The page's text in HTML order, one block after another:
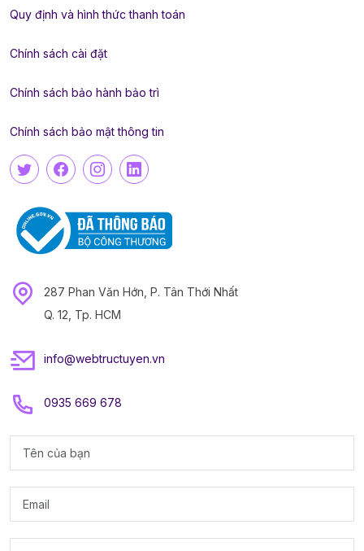
Quy định và hình thức thanh toán
Chính sách cài đặt
Chính sách bảo hành bảo trì
Chính sách bảo mật thông tin
287 Phan Văn Hớn, P. Tân Thới Nhất
Q. 12, Tp. HCM
info@webtructuyen.vn
0935 669 678